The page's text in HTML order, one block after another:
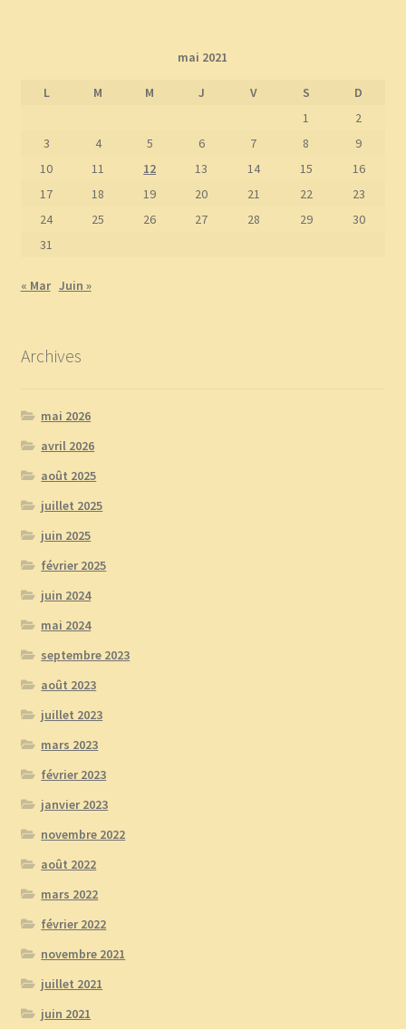
mai 2021
L M M J V S
D
1
2
3
4 5 6 7 8
9
10
11 12 13 14 15
16
17
18 19 20 21 22
23
24
25 26 27 28 29
30
31
« Mar Juin »
Archives
mai 2026
avril 2026
août 2025
juillet 2025
juin 2025
février 2025
juin 2024
mai 2024
septembre 2023
août 2023
juillet 2023
mars 2023
février 2023
janvier 2023
novembre 2022
août 2022
mars 2022
février 2022
novembre 2021
juillet 2021
juin 2021